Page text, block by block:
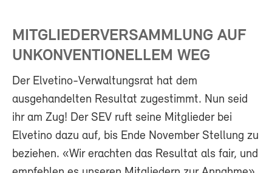
MITGLIEDERVERSAMMLUNG AUF
UNKONVENTIONELLEM WEG
Der Elvetino-Verwaltungsrat hat dem
ausgehandelten Resultat zugestimmt. Nun seid
ihr am Zug! Der SEV ruft seine Mitglieder bei
Elvetino dazu auf, bis Ende November Stellung zu
beziehen. «Wir erachten das Resultat als fair, und